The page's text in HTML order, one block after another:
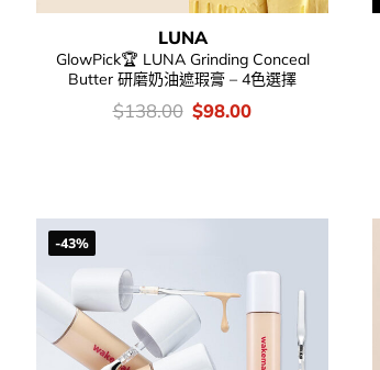
LUNA
GlowPick🏆 LUNA Grinding Conceal
Butter 研磨奶油遮瑕膏 – 4色選擇
價
錢：
$138.00 Original
price
$98.00Current
-43%